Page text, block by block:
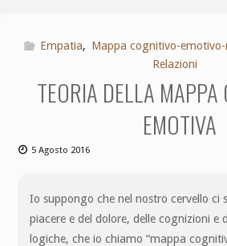
Empatia, Mappa cognitivo-
Relazioni
TEORIA DELLA
EMOTIVA
5 Agosto 2016
Io suppongo che nel nostro cervello ci
piacere e del dolore, delle cognizioni e
logiche, che io chiamo “mappa